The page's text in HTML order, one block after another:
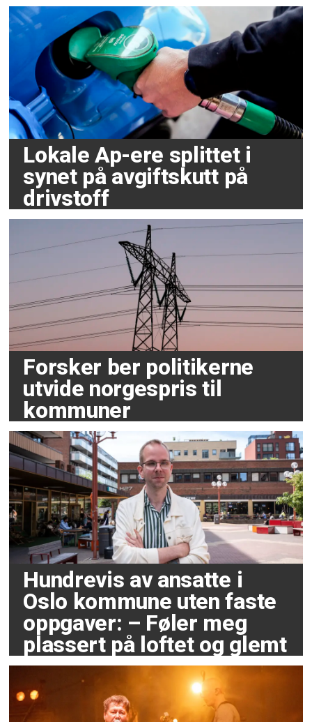
Lokale Ap-ere splittet i
synet på avgiftskutt på
drivstoff
Forsker ber politikerne
utvide norgespris til
kommuner
Hundrevis av ansatte i
Oslo kommune uten faste
oppgaver: – Føler meg
plassert på loftet og glemt